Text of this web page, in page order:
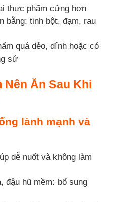
thực phẩm cứng hơn
bằng: tinh bột, đạm, rau
quá dẻo, dính hoặc có
sứ
Ăn Sau Khi
lành mạnh và
dễ nuốt và không làm
, đậu hũ mềm: bổ sung